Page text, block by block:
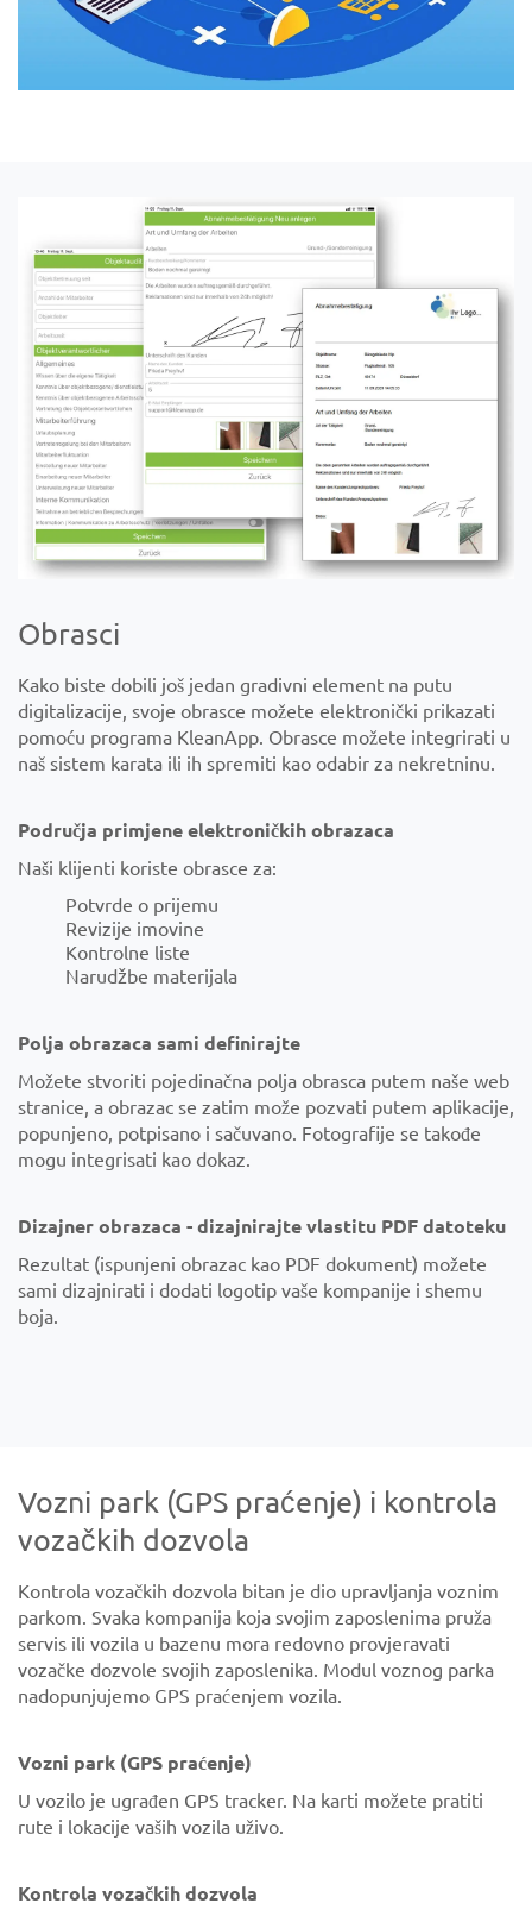
Obrasci
Kako biste dobili još jedan gradivni element na putu
digitalizacije, svoje obrasce možete elektronički prikazati
pomoću programa KleanApp. Obrasce možete integrirati u
naš sistem karata ili ih spremiti kao odabir za nekretninu.
Područja primjene elektroničkih obrazaca
Naši klijenti koriste obrasce za:
Potvrde o prijemu
Revizije imovine
Kontrolne liste
Narudžbe materijala
Polja obrazaca sami definirajte
Možete stvoriti pojedinačna polja obrasca putem naše web
stranice, a obrazac se zatim može pozvati putem aplikacije,
popunjeno, potpisano i sačuvano. Fotografije se takođe
mogu integrisati kao dokaz.
Dizajner obrazaca - dizajnirajte vlastitu PDF datoteku
Rezultat (ispunjeni obrazac kao PDF dokument) možete
sami dizajnirati i dodati logotip vaše kompanije i shemu
boja.
Vozni park (GPS praćenje) i kontrola
vozačkih dozvola
Kontrola vozačkih dozvola bitan je dio upravljanja voznim
parkom. Svaka kompanija koja svojim zaposlenima pruža
servis ili vozila u bazenu mora redovno provjeravati
vozačke dozvole svojih zaposlenika. Modul voznog parka
nadopunjujemo GPS praćenjem vozila.
Vozni park (GPS praćenje)
U vozilo je ugrađen GPS tracker. Na karti možete pratiti
rute i lokacije vaših vozila uživo.
Kontrola vozačkih dozvola